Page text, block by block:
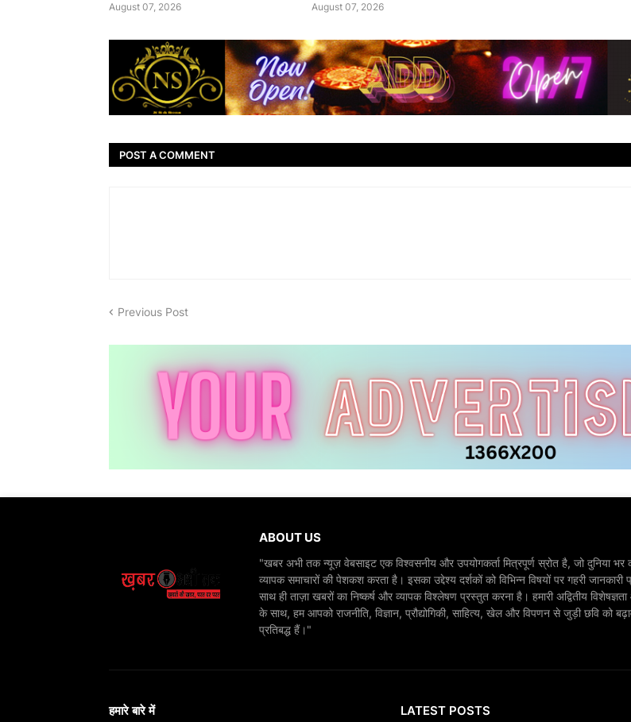
August 07, 2026 August 07, 2026
POST A COMMENT
Previous Post
ABOUT US
"खबर अभी तक न्यूज़ वेबसाइट एक विश्वसनीय और उपयोगकर्ता मित्रपूर्ण स्रोत है, जो दुनिया भर
व्यापक समाचारों की पेशकश करता है। इसका उद्देश्य दर्शकों को विभिन्न विषयों पर गहरी जानकारी
साथ ही ताज़ा खबरों का निष्कर्ष और व्यापक विश्लेषण प्रस्तुत करना है। हमारी अद्वितीय
के साथ, हम आपको राजनीति, विज्ञान, प्रौद्योगिकी, साहित्य, खेल और विपणन से जुड़ी छवि को
प्रतिबद्ध हैं।"
हमारे बारे में LATEST POSTS